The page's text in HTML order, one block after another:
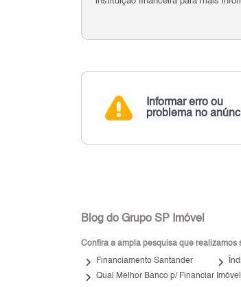
Informar erro ou
problema no
Blog do Grupo SP Imóvel
Confira a ampla pesquisa que
keyboard_arrow_right Financiamento Santander keyboard_arrow_right
keyboard_arrow_right Qual Melhor Banco p/ Financiar